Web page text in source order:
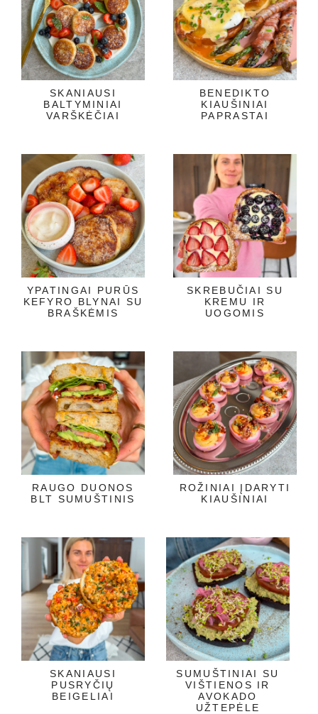
SKANIAUSI
BALTYMINIAI
VARŠKĖČIAI
BENEDIKTO
KIAUŠINIAI
PAPRASTAI
YPATINGAI PURŪS
KEFYRO BLYNAI SU
BRAŠKĖMIS
SKREBUČIAI SU
KREMU IR
UOGOMIS
RAUGO DUONOS
BLT SUMUŠTINIS
ROŽINIAI ĮDARYTI
KIAUŠINIAI
SKANIAUSI
PUSRYČIŲ
BEIGELIAI
SUMUŠTINIAI SU
VIŠTIENOS IR
AVOKADO
UŽTEPĖLE